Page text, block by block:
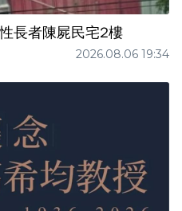
長者陳屍民宅2樓
2026.08.06 19:34